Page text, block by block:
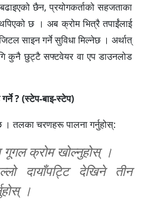
छैन, प्रयोगकर्ताको सहजताका
छ । अब क्रोम भित्रै तपाईंलाई
साइन गर्ने सुविधा मिल्नेछ । अर्थात्
कुनै छुट्टै सफ्टवेयर वा एप डाउनलोड
? (स्टेप-बाइ-स्टेप)
तलका चरणहरू पालना गर्नुहोस्:
गूगल क्रोम खोल्नुहोस् ।
दायाँपट्टि देखिने तीन
।